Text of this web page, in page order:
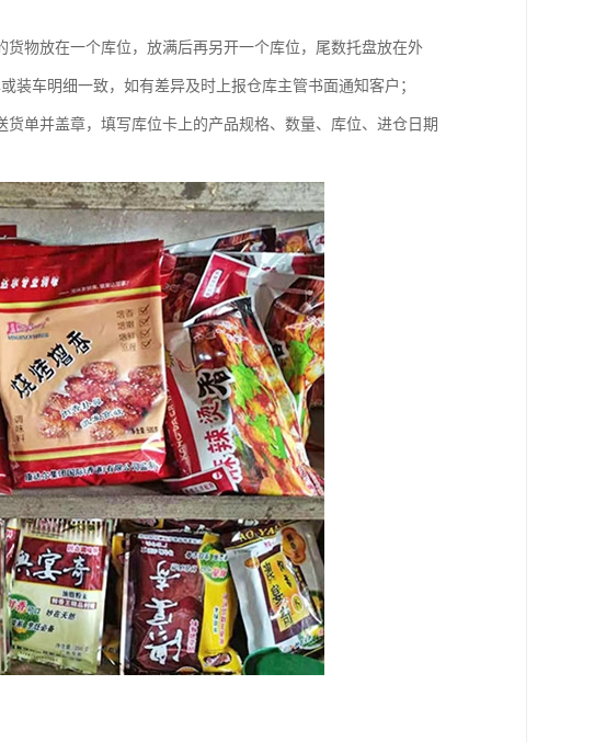
物放在一个库位，放满后再另开一个库位，尾数托盘放在外
装车明细一致，如有差异及时上报仓库主管书面通知客户；
单并盖章，填写库位卡上的产品规格、数量、库位、进仓日期